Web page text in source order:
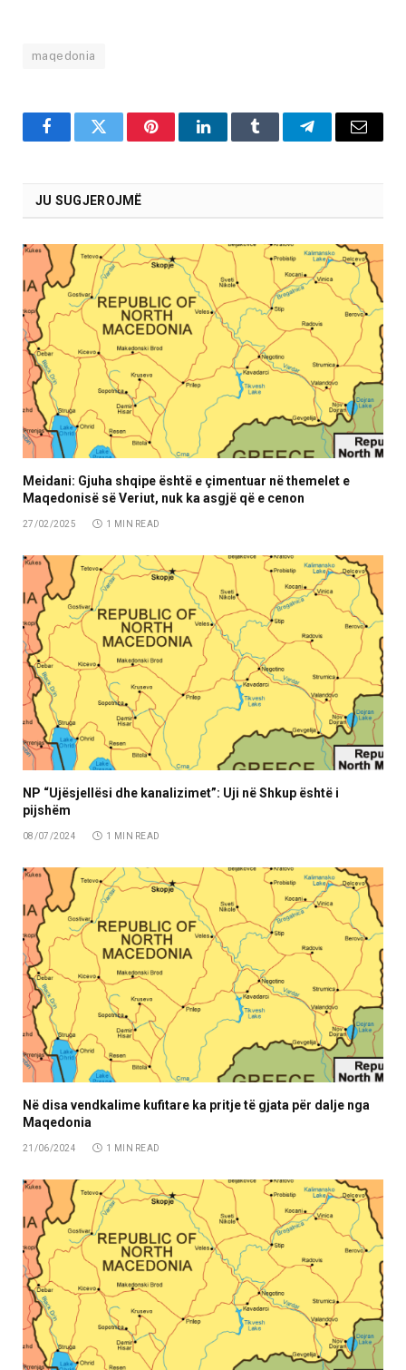
maqedonia
FacebookTwitter PinterestLinkedInTumblr TelegramEmail
JU SUGJEROJMË
Meidani: Gjuha shqipe është e çimentuar në themelet e
Maqedonisë së Veriut, nuk ka asgjë që e cenon
27/02/2025 1 MIN READ
NP “Ujësjellësi dhe kanalizimet”: Uji në Shkup është i
pijshëm
08/07/2024 1 MIN READ
Në disa vendkalime kufitare ka pritje të gjata për dalje nga
Maqedonia
21/06/2024 1 MIN READ